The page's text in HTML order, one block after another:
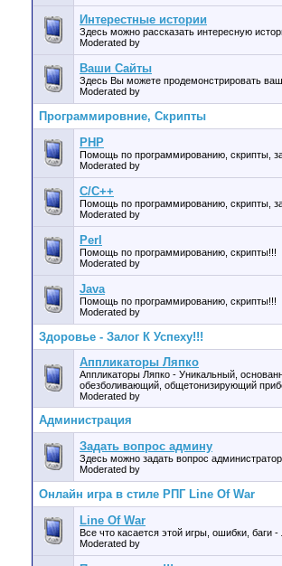
Интерестные истории
Здесь можно рассказать интересную
Moderated by
Ваши Сайты
Здесь Вы можете продемонстрировать
Moderated by
Программировние, Скрипты
PHP
Помощь по программированию, скрипты,
Moderated by
C/C++
Помощь по программированию, скрипты,
Moderated by
Perl
Помощь по программированию, скрипты!!!
Moderated by
Java
Помощь по программированию, скрипты!!!
Moderated by
Здоровье - Залог К Успеху!!!
Аппликаторы Ляпко
Аппликаторы Ляпко - Уникальный,
обезболивающий, общетонизирующий
Moderated by
Администрация
Задать вопрос админу
Здесь можно задать вопрос
Moderated by
Онлайн игра в стиле РПГ Line Of War
Line Of War
Все что касается этой игры, ошибки, баги
Moderated by